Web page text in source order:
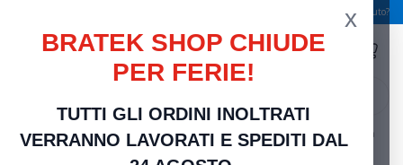
Serve aiuto?
x
BRATEK SHOP CHIUDE
PER FERIE!
TUTTI GLI ORDINI INOLTRATI
VERRANNO LAVORATI E SPEDITI DAL
Home Illuminazione e Lampadine LED
Reglette LED Sottopensile T5 | Luce a Barra
per Cucina e Negozi in diverse misure (60, 90, 120cm)